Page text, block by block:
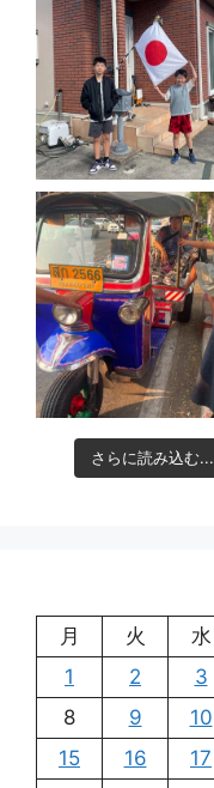
さらに読み込む...
月
火 水
1
2 3
8
9 10
15
16 17